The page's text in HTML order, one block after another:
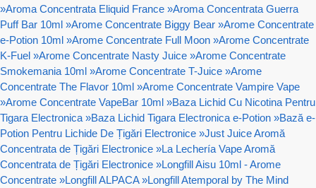
»Aroma Concentrata Eliquid France »Aroma Concentrata Guerra
Puff Bar 10ml »Arome Concentrate Biggy Bear »Arome Concentrate
e-Potion 10ml »Arome Concentrate Full Moon »Arome Concentrate
K-Fuel »Arome Concentrate Nasty Juice »Arome Concentrate
Smokemania 10ml »Arome Concentrate T-Juice »Arome
Concentrate The Flavor 10ml »Arome Concentrate Vampire Vape
»Arome Concentrate VapeBar 10ml »Baza Lichid Cu Nicotina Pentru
Tigara Electronica »Baza Lichid Tigara Electronica e-Potion »Bază e-
Potion Pentru Lichide De Țigări Electronice »Just Juice Aromă
Concentrata de Țigări Electronice »La Lechería Vape Aromă
Concentrata de Țigări Electronice »Longfill Aisu 10ml - Arome
Concentrate »Longfill ALPACA »Longfill Atemporal by The Mind